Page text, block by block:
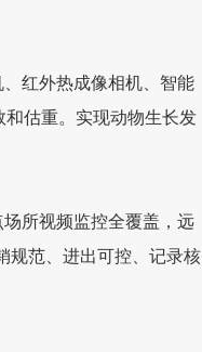
红外热成像相机、智能
估重。实现动物生长发
所视频监控全覆盖，远
规范、进出可控、记录核